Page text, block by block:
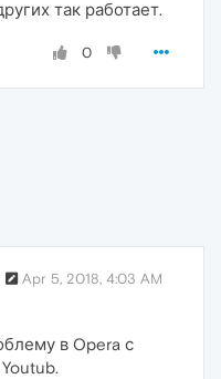
так работает.
0
Apr 5, 2018, 4:03 AM
в Opera с